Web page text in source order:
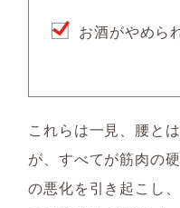
お酒がやめら
これらは一見、腰と
が、すべてが筋肉の
の悪化を引き起こし